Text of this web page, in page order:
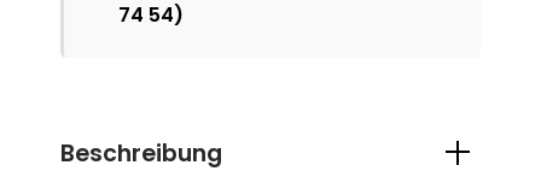
74 54)
Beschreibung